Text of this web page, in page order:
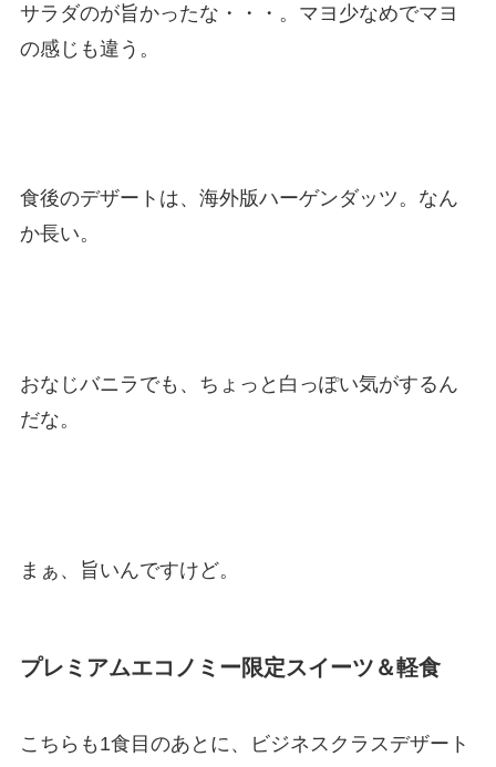
サラダのが旨かったな・・・。マヨ少なめでマヨ
の感じも違う。
食後のデザートは、海外版ハーゲンダッツ。なん
か長い。
おなじバニラでも、ちょっと白っぽい気がするん
だな。
まぁ、旨いんですけど。
プレミアムエコノミー限定スイーツ＆軽食
こちらも1食目のあとに、ビジネスクラスデザート